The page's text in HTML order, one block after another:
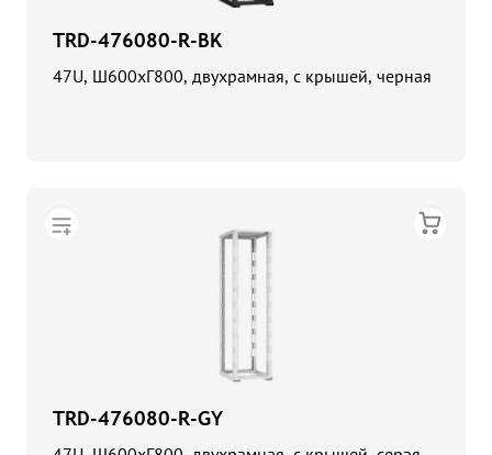
TRD-476080-R-BK
47U, Ш600хГ800, двухрамная, с крышей, черная
TRD-476080-R-GY